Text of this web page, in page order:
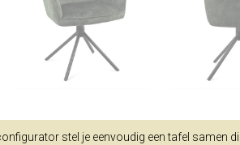
stel je eenvoudig een tafel samen